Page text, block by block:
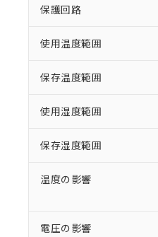
保護回路
使用温度範囲
保存温度範囲
使用湿度範囲
保存湿度範囲
温度の影響
電圧の影響